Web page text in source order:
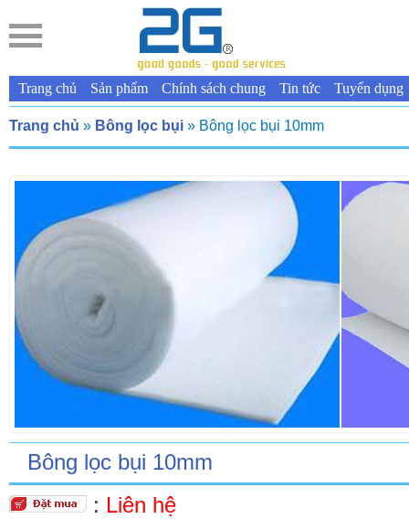
Trang chủ Sản phẩm Chính sách chung Tin tức Tuyển dụng
Trang chủ » Bông lọc bụi » Bông lọc bụi 10mm
Bông lọc bụi 10mm
: Liên hệ